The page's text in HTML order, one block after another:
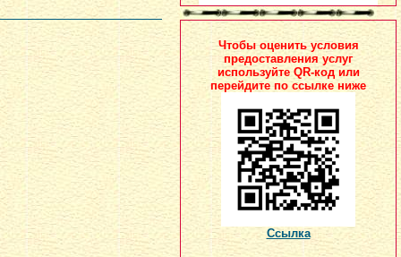
Чтобы оценить условия
предоставления услуг
используйте QR-код или
перейдите по ссылке ниже
Ссылка